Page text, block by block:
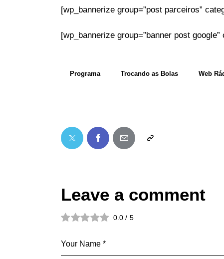
[wp_bannerize group=”post parceiros”
[wp_bannerize group=”banner post
Programa Trocando as Bolas Web
Leave a comment
0.0 / 5